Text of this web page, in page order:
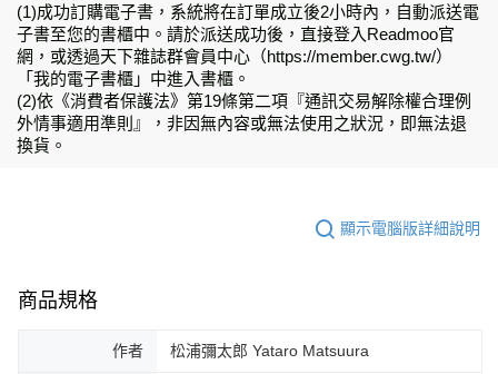
(1)成功訂購電子書，系統將在訂單成立後2小時內，自動派送電
子書至您的書櫃中。請於派送成功後，直接登入Readmoo官
網，或透過天下雜誌群會員中心（https://member.cwg.tw/）
「我的電子書櫃」中進入書櫃。
(2)依《消費者保護法》第19條第二項『通訊交易解除權合理例
外情事適用準則』，非因無內容或無法使用之狀況，即無法退
換貨。
顯示電腦版詳細說明
商品規格
作者 松浦彌太郎 Yataro Matsuura